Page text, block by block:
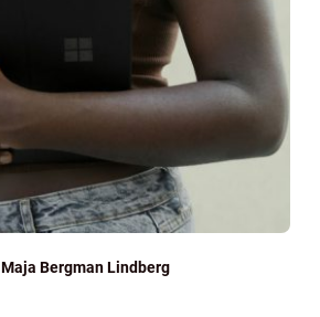
Maja Bergman Lindberg